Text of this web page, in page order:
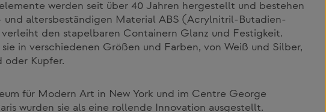
werden seit über 40 Jahren hergestellt und bestehen
und altersbeständigen Material ABS (Acrylnitril-Butadien-
den stapelbaren Containern Glanz und Festigkeit.
in verschiedenen Größen und Farben, von Weiß und Silber,
oder Kupfer.
für Modern Art in New York und im Centre George
wurden sie als eine rollende Innovation ausgestellt.